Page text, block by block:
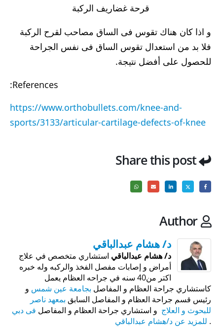
قرحة غضاريف الركبة
و اذا كان هناك تقوس فى الساق مصاحب لقرح الركبة
فلا بد من استعدال تقوس الساق فى نفس الجراحة
للحصول على أفضل نتيجة.
References:
https://www.orthobullets.com/knee-and-
sports/3133/articular-cartilage-defects-of-knee
Share this post
Author
د/ هشام عبدالباقي
د/ هشام عبدالباقي استشاري متخصص في علاج
أمراض و إصابات مفصل الفخذ والركبه وله خبره
اكتر من40 سنه في جراحه العظام يعمل
كاستشاري جراحة العظام و المفاصل بجامعة عين شمس و
رئيس قسم جراحة العظام و المفاصل السابق بمعهد ناصر
للبحوث و العلاج و استشاري جراحة العظام و المفاصل فى دبي
. للمزيد عن د/هشام عبدالباقي